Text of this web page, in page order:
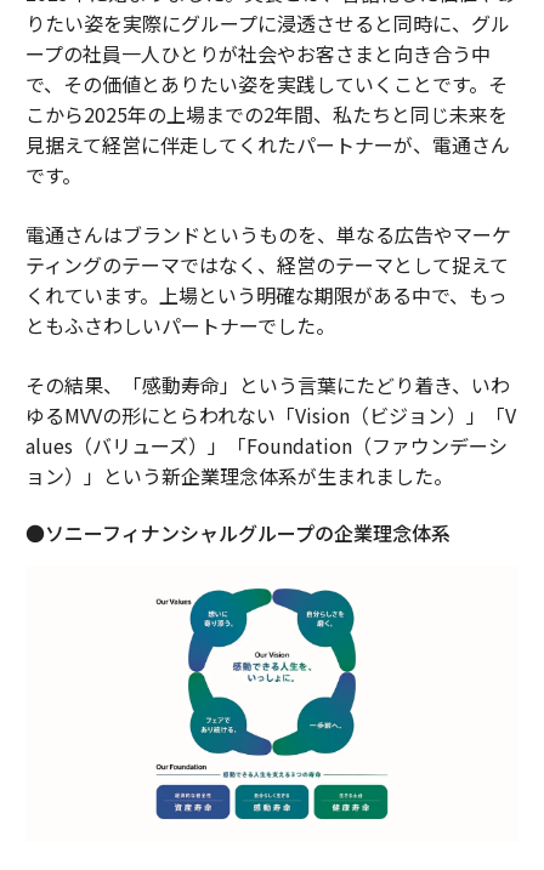
りたい姿を実際にグループに浸透させると同時に、グル
ープの社員一人ひとりが社会やお客さまと向き合う中
で、その価値とありたい姿を実践していくことです。そ
こから2025年の上場までの2年間、私たちと同じ未来を
見据えて経営に伴走してくれたパートナーが、電通さん
です。
電通さんはブランドというものを、単なる広告やマーケ
ティングのテーマではなく、経営のテーマとして捉えて
くれています。上場という明確な期限がある中で、もっ
ともふさわしいパートナーでした。
その結果、「感動寿命」という言葉にたどり着き、いわ
ゆるMVVの形にとらわれない「Vision（ビジョン）」「V
alues（バリューズ）」「Foundation（ファウンデーシ
ョン）」という新企業理念体系が生まれました。
●ソニーフィナンシャルグループの企業理念体系